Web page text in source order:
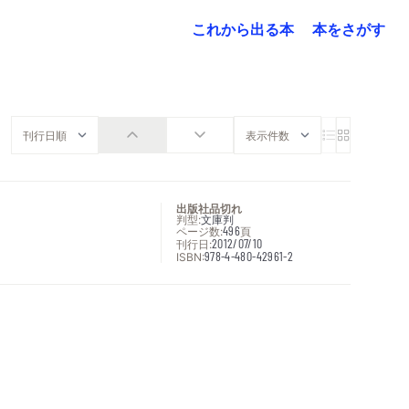
これから出る本
本をさがす
出版社品切れ
判型:文庫判
ページ数:496頁
刊行日:2012/07/10
ISBN:978-4-480-42961-2